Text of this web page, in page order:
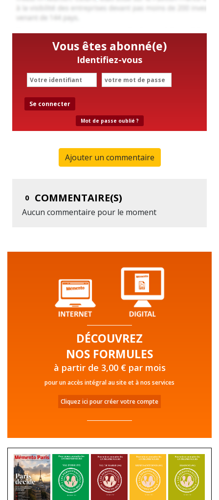
Vous êtes abonné(e)
Identifiez-vous
Se connecter
Mot de passe oublié ?
Ajouter un commentaire
0 COMMENTAIRE(S)
Aucun commentaire pour le moment
DÉCOUVREZ
NOS FORMULES
à partir de 3,00 € par mois
pour un accès intégral au site et à nos services
Cliquez ici pour créer votre compte